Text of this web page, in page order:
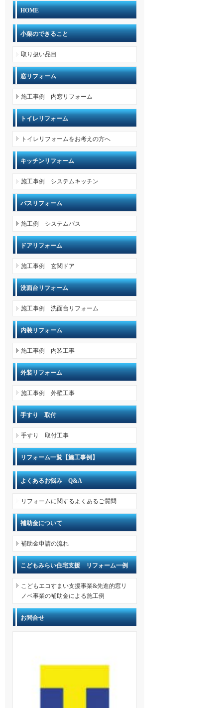
HOME
小栗のできること
取り扱い品目
窓リフォーム
施工事例 内窓リフォーム
トイレリフォーム
トイレリフォームをお考えの方へ
キッチンリフォーム
施工事例 システムキッチン
バスリフォーム
施工例 システムバス
ドアリフォーム
施工事例 玄関ドア
洗面台リフォーム
施工事例 洗面台リフォーム
内装リフォーム
施工事例 内装工事
外装リフォーム
施工事例 外壁工事
手すり 取付
手すり 取付工事
リフォーム一覧【施工事例】
よくあるお悩み Q&A
リフォームに関するよくあるご質問
補助金について
補助金申請の流れ
こどもみらい住宅支援 リフォーム一例
こどもエコすまい支援事業&先進的窓リ
ノベ事業の補助金による施工例
お問合せ